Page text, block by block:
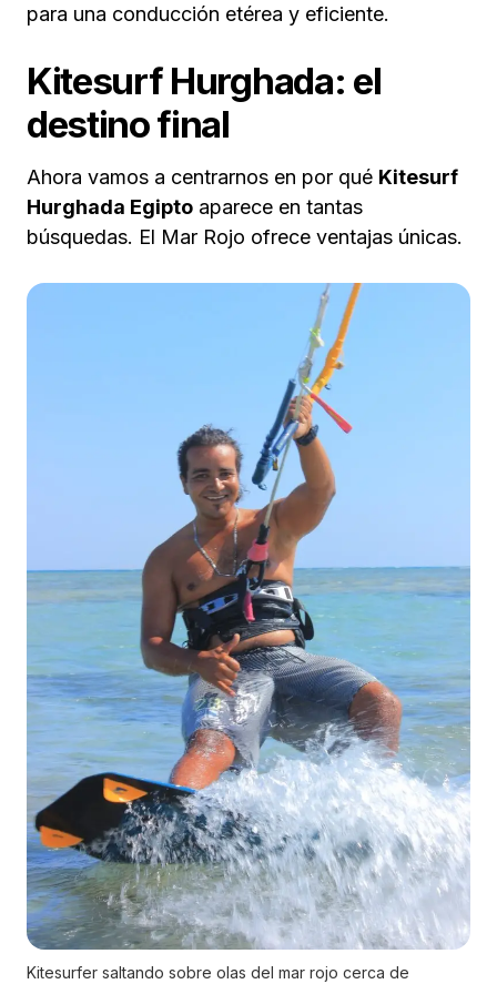
para una conducción etérea y eficiente.
Kitesurf Hurghada: el
destino final
Ahora vamos a centrarnos en por qué Kitesurf
Hurghada Egipto aparece en tantas
búsquedas. El Mar Rojo ofrece ventajas únicas.
Kitesurfer saltando sobre olas del mar rojo cerca de